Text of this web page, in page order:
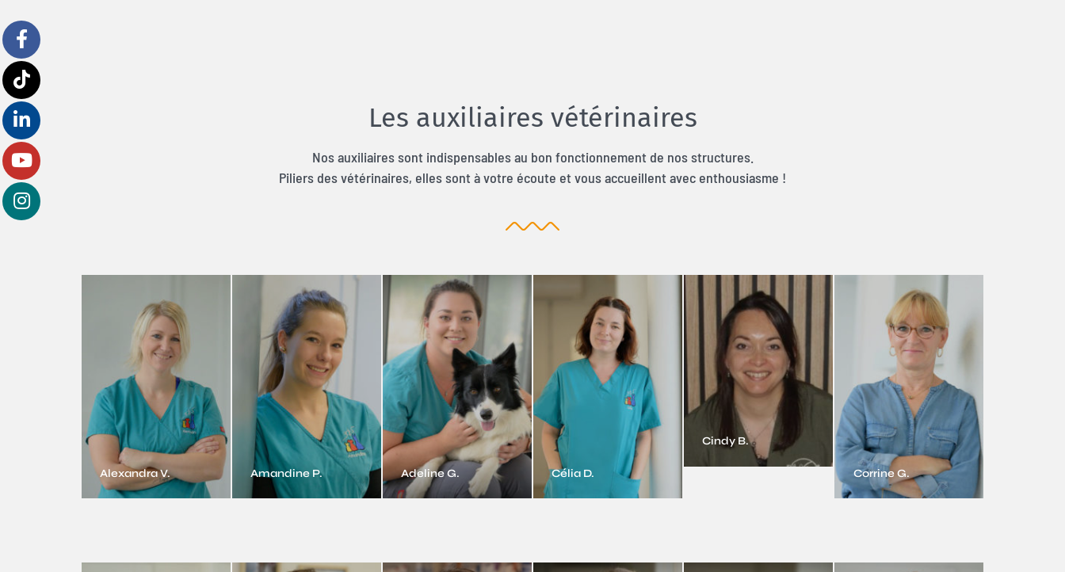
Les auxiliaires vétérinaires
Nos auxiliaires sont indispensables au bon fonctionnement de nos structures.
Piliers des vétérinaires, elles sont à votre écoute et vous accueillent avec enthousiasme !
Alexandra V. Amandine P. Adeline G. Célia D.
Cindy B.
Corrine G.